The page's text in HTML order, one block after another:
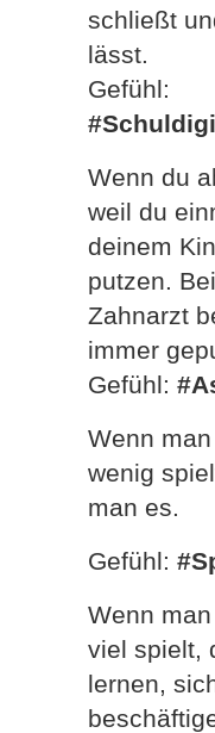
schließt
lässt.
Gefühl:
Wenn du
weil du
deinem
putzen.
Zahnarzt
immer
Gefühl:
Wenn
wenig
man es.
Gefühl:
Wenn
viel spielt,
lernen,